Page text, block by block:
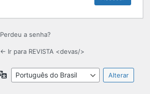
Perdeu a senha?
← Ir para REVISTA <devas/>
Idioma